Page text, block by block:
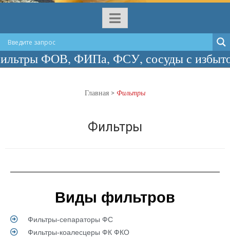
ФИПа, ФСУ, сосуды с избыточным
Главная > Фильтры
Фильтры
Виды фильтров
Фильтры-сепараторы ФС
Фильтры-коалесцеры ФК ФКО